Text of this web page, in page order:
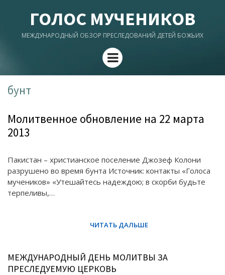
ГОЛОС МУЧЕНИКОВ
МЕЖДУНАРОДНЫЙ ОБЗОР ПРЕСЛЕДОВАНИЙ ДЕТЕЙ БОЖЬИХ
Menu
бунт
Молитвенное обновление на 22 марта
2013
Пакистан – христианское поселение Джозеф Колони
разрушено во время бунта Источник: контакты «Голоса
мучеников» «Утешайтесь надеждою; в скорби будьте
терпеливы,…
МЕЖДУНАРОДНЫЙ ДЕНЬ МОЛИТВЫ ЗА
ПРЕСЛЕДУЕМУЮ ЦЕРКОВЬ